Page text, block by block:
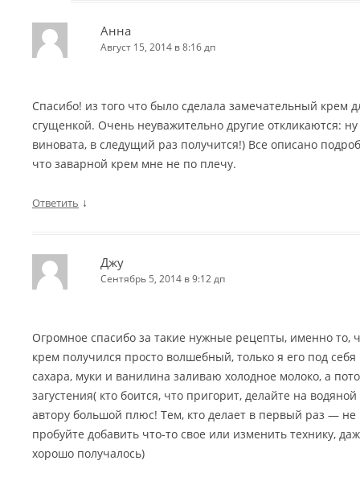
Анна
Август 15, 2014 в 8:16 дп
Спасибо! из того что было сделала замечательный крем
сгущенкой. Очень неуважительно другие откликаются:
виновата, в следущий раз получится!) Все описано
что заварной крем мне не по плечу.
Ответить ↓
Джу
Сентябрь 5, 2014 в 9:12 дп
Огромное спасибо за такие нужные рецепты, именно то,
крем получился просто волшебный, только я его под
сахара, муки и ванилина заливаю холодное молоко, а
загустения( кто боится, что пригорит, делайте на
автору большой плюс! Тем, кто делает в первый раз — не
пробуйте добавить что-то свое или изменить технику,
хорошо получалось)